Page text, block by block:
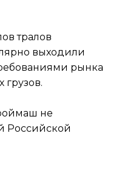
тралов
выходили
рынка
грузов.
не
Российской